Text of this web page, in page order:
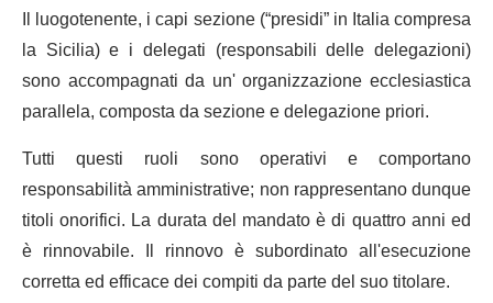
Il luogotenente, i capi sezione (“presidi” in Italia compresa
la Sicilia) e i delegati (responsabili delle delegazioni)
sono accompagnati da un' organizzazione ecclesiastica
parallela, composta da sezione e delegazione priori.
Tutti questi ruoli sono operativi e comportano
responsabilità amministrative; non rappresentano dunque
titoli onorifici. La durata del mandato è di quattro anni ed
è rinnovabile. Il rinnovo è subordinato all'esecuzione
corretta ed efficace dei compiti da parte del suo titolare.